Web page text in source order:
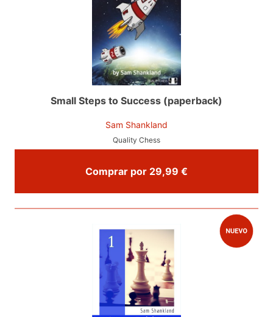
Small Steps to Success (paperback)
Sam Shankland
Quality Chess
Comprar por 29,99 €